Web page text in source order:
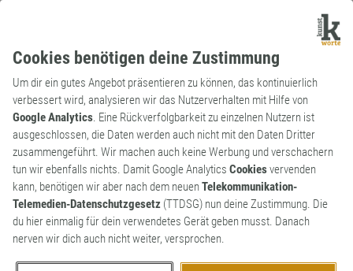
Cookies benötigen deine Zustimmung
Um dir ein gutes Angebot präsentieren zu können, das kontinuierlich
verbessert wird, analysieren wir das Nutzerverhalten mit Hilfe von
Google Analytics. Eine Rückverfolgbarkeit zu einzelnen Nutzern ist
ausgeschlossen, die Daten werden auch nicht mit den Daten Dritter
zusammengeführt. Wir machen auch keine Werbung und verschachern
tun wir ebenfalls nichts. Damit Google Analytics Cookiesvervenden
kann, benötigen wir aber nach dem neuenTelekommunikation-
Telemedien-Datenschutzgesetz (TTDSG) nun deine Zustimmung. Die
du hier einmalig für dein verwendetes Gerät geben musst. Danach
nerven wir dich auch nicht weiter, versprochen.
Kunstwort
Substantiv
Auraputztrupp
Eine Gruppe von Menschen die gemeinsam
mit Dir Deine Aura reinigt. Und löst von
Dunklen Energien.
1